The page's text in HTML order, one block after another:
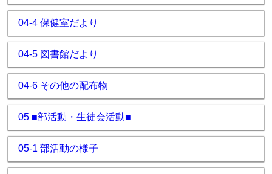
04-4 保健室だより
04-5 図書館だより
04-6 その他の配布物
05 ■部活動・生徒会活動■
05-1 部活動の様子